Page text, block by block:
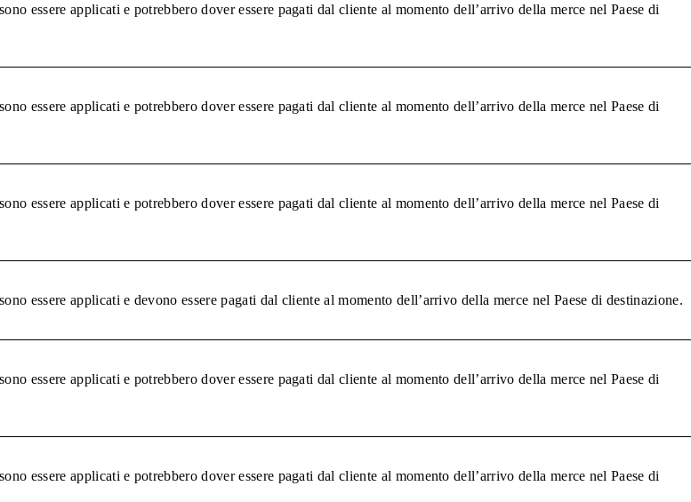
essere applicati e potrebbero dover essere pagati dal cliente al momento dell’arrivo della merce nel Paese di
essere applicati e potrebbero dover essere pagati dal cliente al momento dell’arrivo della merce nel Paese di
essere applicati e potrebbero dover essere pagati dal cliente al momento dell’arrivo della merce nel Paese di
essere applicati e devono essere pagati dal cliente al momento dell’arrivo della merce nel Paese di destinazione.
essere applicati e potrebbero dover essere pagati dal cliente al momento dell’arrivo della merce nel Paese di
essere applicati e potrebbero dover essere pagati dal cliente al momento dell’arrivo della merce nel Paese di